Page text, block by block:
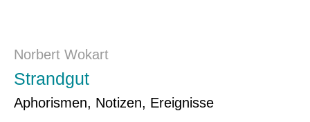
Norbert Wokart
Strandgut
Aphorismen, Notizen, Ereignisse